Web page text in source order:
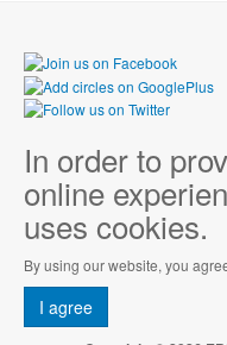
In order to
online
uses cookies.
By using our website, you
I agree